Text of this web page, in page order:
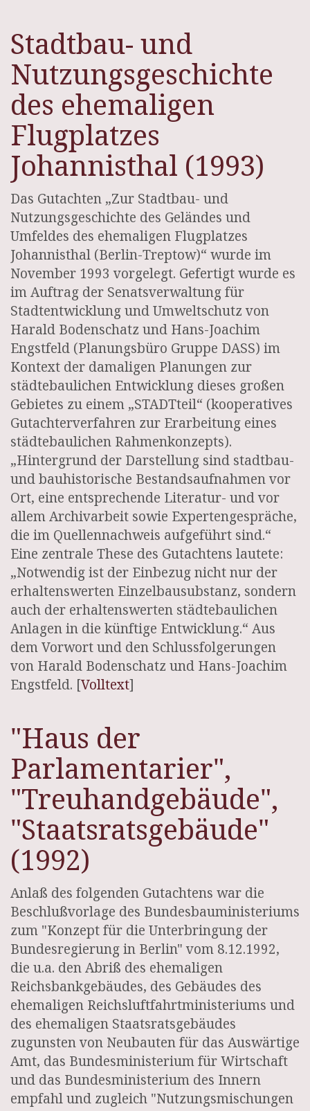
Stadtbau- und
Nutzungsgeschichte
des ehemaligen
Flugplatzes
Johannisthal (1993)
Das Gutachten „Zur Stadtbau- und
Nutzungsgeschichte des Geländes und
Umfeldes des ehemaligen Flugplatzes
Johannisthal (Berlin-Treptow)“ wurde im
November 1993 vorgelegt. Gefertigt wurde es
im Auftrag der Senatsverwaltung für
Stadtentwicklung und Umweltschutz von
Harald Bodenschatz und Hans-Joachim
Engstfeld (Planungsbüro Gruppe DASS) im
Kontext der damaligen Planungen zur
städtebaulichen Entwicklung dieses großen
Gebietes zu einem „STADTteil“ (kooperatives
Gutachterverfahren zur Erarbeitung eines
städtebaulichen Rahmenkonzepts).
„Hintergrund der Darstellung sind stadtbau-
und bauhistorische Bestandsaufnahmen vor
Ort, eine entsprechende Literatur- und vor
allem Archivarbeit sowie Expertengespräche,
die im Quellennachweis aufgeführt sind.“
Eine zentrale These des Gutachtens lautete:
„Notwendig ist der Einbezug nicht nur der
erhaltenswerten Einzelbausubstanz, sondern
auch der erhaltenswerten städtebaulichen
Anlagen in die künftige Entwicklung.“ Aus
dem Vorwort und den Schlussfolgerungen
von Harald Bodenschatz und Hans-Joachim
Engstfeld. [Volltext]
"Haus der
Parlamentarier",
"Treuhandgebäude",
"Staatsratsgebäude"
(1992)
Anlaß des folgenden Gutachtens war die
Beschlußvorlage des Bundesbauministeriums
zum "Konzept für die Unterbringung der
Bundesregierung in Berlin" vom 8.12.1992,
die u.a. den Abriß des ehemaligen
Reichsbankgebäudes, des Gebäudes des
ehemaligen Reichsluftfahrtministeriums und
des ehemaligen Staatsratsgebäudes
zugunsten von Neubauten für das Auswärtige
Amt, das Bundesministerium für Wirtschaft
und das Bundesministerium des Innern
empfahl und zugleich "Nutzungsmischungen